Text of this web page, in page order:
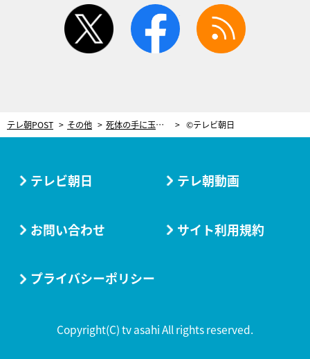
twitter facebook
テレ朝POST その他 死体の手に玉森裕太のコートのボタン…またもや大ピンチ！【重要参考人探偵・第6話】 ©テレビ朝日
テレビ朝日 テレ朝動画
お問い合わせ サイト利用規約
プライバシーポリシー
Copyright(C) tv asahi All rights reserved.